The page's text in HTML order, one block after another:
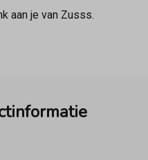
aan je van Zusss.